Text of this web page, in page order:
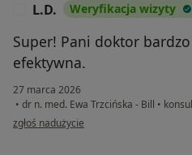
L.D. Weryfikacja wizyty
Super! Pani doktor
efektywna.
27 marca 2026
• dr n. med. Ewa Trzcińska - Bill •
w opinii użytkownika L.D.
zgłoś nadużycie